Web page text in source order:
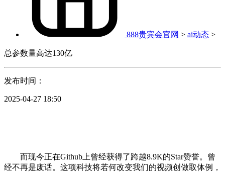
888贵宾会官网 > ai动态 >
总参数量高达130亿
发布时间：
2025-04-27 18:50
而现今正在Github上曾经获得了跨越8.9K的Star赞誉。曾
经不再是废话。这项科技将若何改变我们的视频创做取体例，